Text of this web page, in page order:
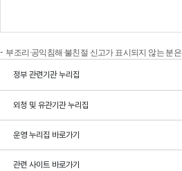
부조리·공익침해·불친절 신고가 표시되지 않는 분은
정부 관련기관 누리집
외청 및 유관기관 누리집
운영 누리집 바로가기
관련 사이트 바로가기